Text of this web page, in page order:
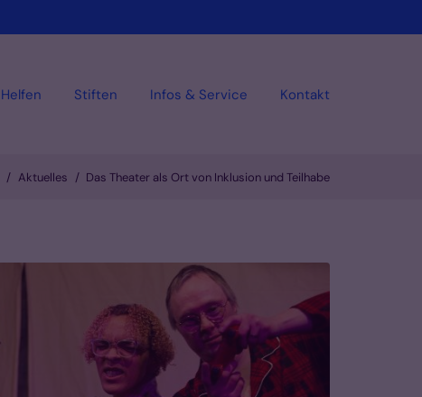
Helfen Stiften Infos & Service Kontakt
Aktuelles Das Theater als Ort von Inklusion und Teilhabe